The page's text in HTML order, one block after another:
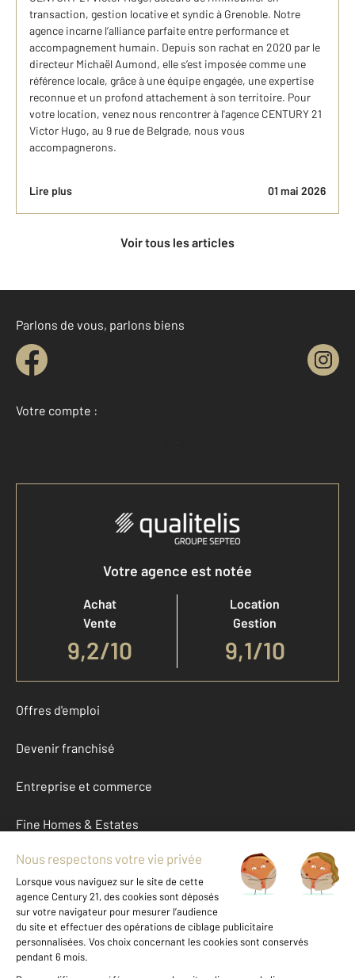
transaction, gestion locative et syndic à Grenoble. Notre
agence incarne l’alliance parfaite entre performance et
accompagnement humain. Depuis son rachat en 2020 par le
directeur Michaël Aumond, elle s’est imposée comme une
référence locale, grâce à une équipe engagée, une expertise
reconnue et un profond attachement à son territoire. Pour
votre location, venez nous rencontrer à l'agence CENTURY 21
Victor Hugo, au 9 rue de Belgrade, nous vous
accompagnerons.
Lire plus 01 mai 2026
Voir tous les articles
Parlons de vous, parlons biens
Votre compte :
Accéder à mon compte
Votre agence est notée
Achat
Vente
9,2/10
Location
Gestion
9,1/10
Offres d'emploi
Devenir franchisé
Entreprise et commerce
Fine Homes & Estates
À propos
International
Nous contacter